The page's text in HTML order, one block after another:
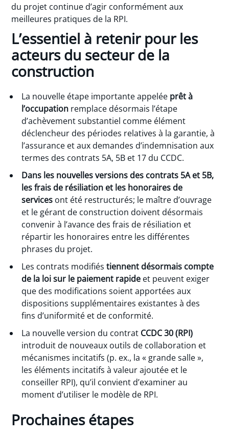
du projet continue d’agir conformément aux
meilleures pratiques de la RPI.
L’essentiel à retenir pour les
acteurs du secteur de la
construction
La nouvelle étape importante appelée prêt à
l’occupation remplace désormais l’étape
d’achèvement substantiel comme élément
déclencheur des périodes relatives à la garantie, à
l’assurance et aux demandes d’indemnisation aux
termes des contrats 5A, 5B et 17 du CCDC.
Dans les nouvelles versions des contrats 5A et 5B,
les frais de résiliation et les honoraires de
services ont été restructurés; le maître d’ouvrage
et le gérant de construction doivent désormais
convenir à l’avance des frais de résiliation et
répartir les honoraires entre les différentes
phrases du projet.
Les contrats modifiéstiennent désormais compte
de la loi sur le paiement rapide et peuvent exiger
que des modifications soient apportées aux
dispositions supplémentaires existantes à des
fins d’uniformité et de conformité.
La nouvelle version du contrat CCDC30 (RPI)
introduit de nouveaux outils de collaboration et
mécanismes incitatifs (p. ex., la « grande salle »,
les éléments incitatifs à valeur ajoutée et le
conseiller RPI), qu’il convient d’examiner au
moment d’utiliser le modèle de RPI.
Prochaines étapes